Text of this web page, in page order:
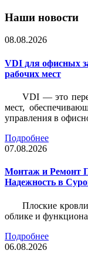
Наши новости
08.08.2026
VDI для офисных
рабочих мест
VDI — это
мест,
управления в
Подробнее
07.08.2026
Монтаж и Ремонт
Надежность в
Плоские
облике и
Подробнее
06.08.2026